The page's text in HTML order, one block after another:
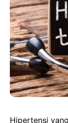
Hipertensi